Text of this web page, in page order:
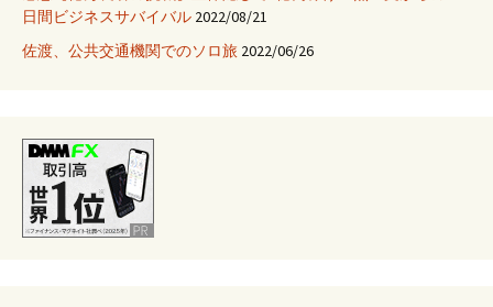
日間ビジネスサバイバル 2022/08/21
佐渡、公共交通機関でのソロ旅 2022/06/26